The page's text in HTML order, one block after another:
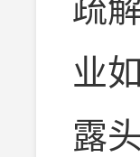
疏
业
露